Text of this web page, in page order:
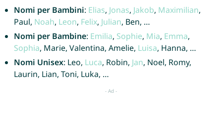
Nomi per Bambini: Elias, Jonas, Jakob, Maximilian,
Paul, Noah, Leon, Felix, Julian, Ben, …
Nomi per Bambine: Emilia, Sophie, Mia, Emma,
Sophia, Marie, Valentina, Amelie, Luisa, Hanna, …
Nomi Unisex: Leo, Luca, Robin, Jan, Noel, Romy,
Laurin, Lian, Toni, Luka, …